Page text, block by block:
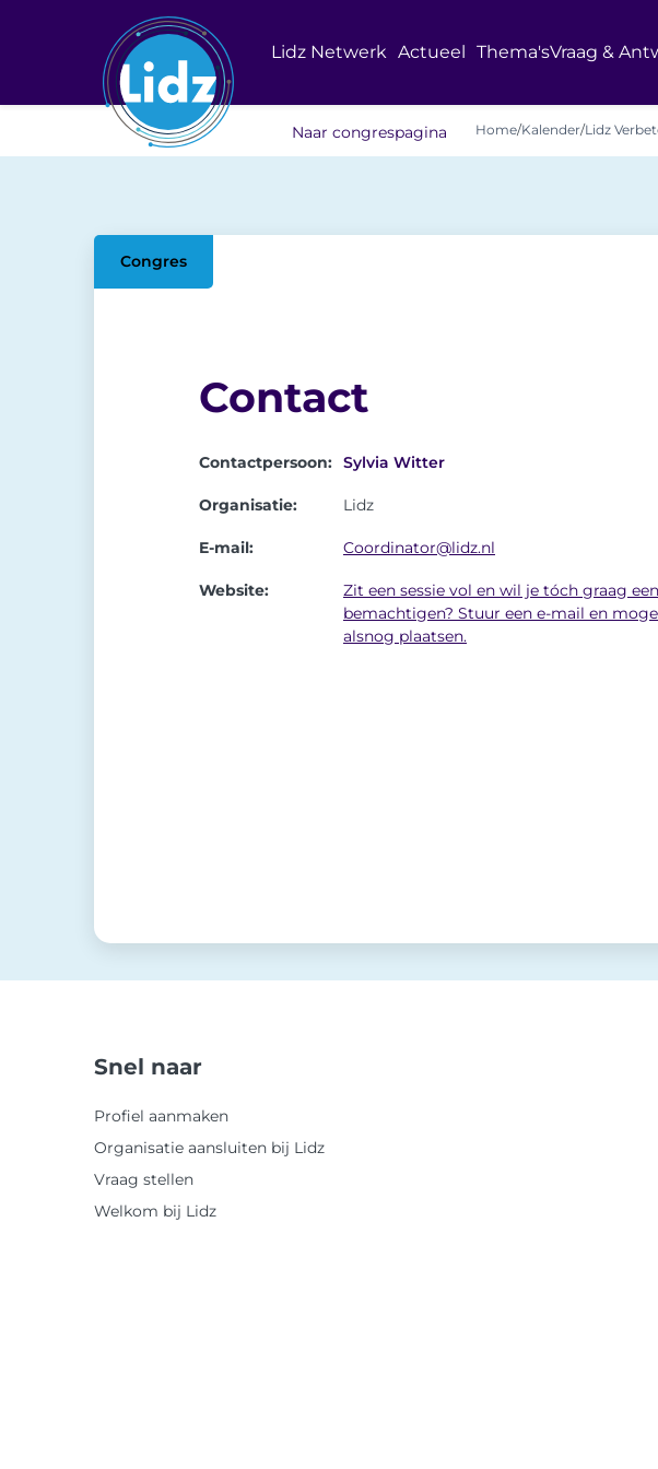
Lidz Netwerk Actueel Thema'sVraag &
Naar congrespagina Home/Kalender/Lidz
Congres
Contact
Contactpersoon: Sylvia Witter
Organisatie: Lidz
E-mail: Coordinator@lidz.nl
Website:
Zit een sessie vol en wil je tóch graag
bemachtigen? Stuur een e-mail en
alsnog plaatsen.
Snel naar
Profiel aanmaken
Organisatie aansluiten bij Lidz
Vraag stellen
Welkom bij Lidz